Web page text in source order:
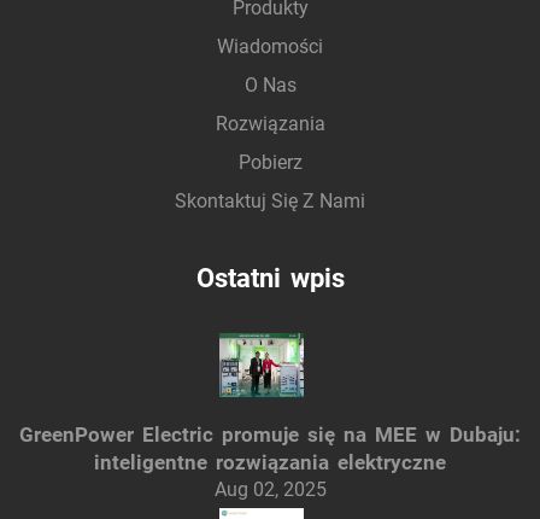
Produkty
Wiadomości
O Nas
Rozwiązania
Pobierz
Skontaktuj Się Z Nami
Ostatni wpis
GreenPower Electric promuje się na MEE w Dubaju:
inteligentne rozwiązania elektryczne
Aug 02, 2025